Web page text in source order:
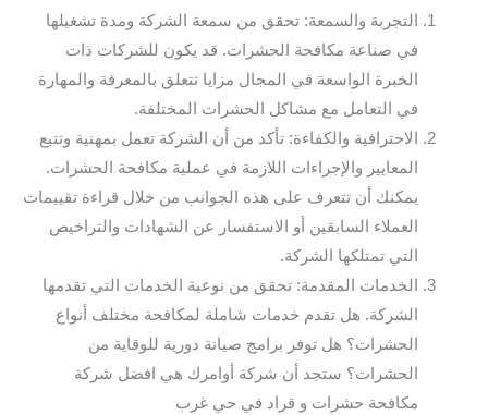
التجربة والسمعة: تحقق من سمعة الشركة ومدة تشغيلها
في صناعة مكافحة الحشرات. قد يكون للشركات ذات
الخبرة الواسعة في المجال مزايا تتعلق بالمعرفة والمهارة
في التعامل مع مشاكل الحشرات المختلفة.
الاحترافية والكفاءة: تأكد من أن الشركة تعمل بمهنية وتتبع
المعايير والإجراءات اللازمة في عملية مكافحة الحشرات.
يمكنك أن تتعرف على هذه الجوانب من خلال قراءة تقييمات
العملاء السابقين أو الاستفسار عن الشهادات والتراخيص
التي تمتلكها الشركة.
الخدمات المقدمة: تحقق من نوعية الخدمات التي تقدمها
الشركة. هل تقدم خدمات شاملة لمكافحة مختلف أنواع
الحشرات؟ هل توفر برامج صيانة دورية للوقاية من
الحشرات؟ ستجد أن شركة أوامرك هي افضل شركة
مكافحة حشرات و قراد في حي غرب